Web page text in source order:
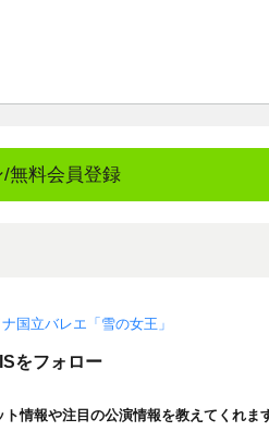
/無料会員登録
国立バレエ「雪の女王」
をフォロー
ト情報や注目の公演情報を教えてくれま